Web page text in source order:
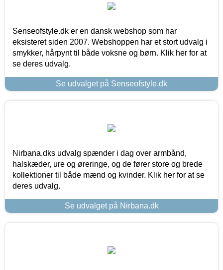
Senseofstyle.dk er en dansk webshop som har
eksisteret siden 2007. Webshoppen har et stort udvalg i
smykker, hårpynt til både voksne og børn. Klik her for at
se deres udvalg.
Se udvalget på Senseofstyle.dk
Nirbana.dks udvalg spænder i dag over armbånd,
halskæder, ure og øreringe, og de fører store og brede
kollektioner til både mænd og kvinder. Klik her for at se
deres udvalg.
Se udvalget på Nirbana.dk